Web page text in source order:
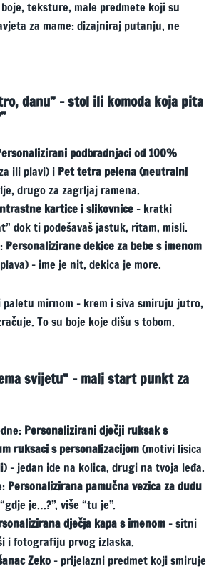
teksture, male predmete koji su
za mame: dizajniraj putanju, ne
danu” – stol ili komoda koja pita
podbradnjaci od 100%
ili plavi) i Pet tetra pelena (neutralni
drugo za zagrljaj ramena.
kartice i slikovnice– kratki
dok ti podešavaš jastuk, ritam, misli.
Personalizirane dekice za bebe s imenom
– ime je nit, dekica je more.
mirnom – krem i siva smiruju jutro,
To su boje koje dišu s tobom.
svijetu” – mali start punkt za
Personalizirani dječji ruksak s
ruksaci s personalizacijom(motivi lisica
– jedan ide na kolica, drugi na tvoja leđa.
Personalizirana pamučna vezica za dudu
je…?”, više “tu je”.
dječja kapa s imenom– sitni
i fotografiju prvog izlaska.
Zeko– prijelazni predmet koji smiruje